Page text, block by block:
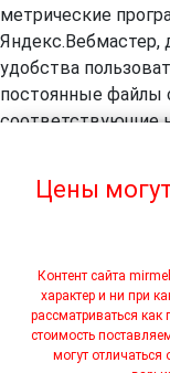
Цены
Контент сайта
характер и ни при
рассматриваться
стоимость
могут
метрические
Яндекс.Вебмастер,
удобства
постоянные файлы
соответствующие
Яндекс.Метрика,
пользовательских
веб-сайте. Более
согласии на
Принять